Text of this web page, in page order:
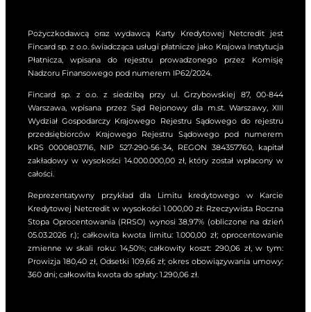
Pożyczkodawcą oraz wydawcą Karty Kredytowej Netcredit jest
Fincard sp. z o.o. świadcząca usługi płatnicze jako Krajowa Instytucja
Płatnicza, wpisana do rejestru prowadzonego przez Komisję
Nadzoru Finansowego pod numerem IP62/2024.
Fincard sp. z o.o. z siedzibą przy ul. Grzybowskiej 87, 00-844
Warszawa, wpisana przez Sąd Rejonowy dla m.st. Warszawy, XIII
Wydział Gospodarczy Krajowego Rejestru Sądowego do rejestru
przedsiębiorców Krajowego Rejestru Sądowego pod numerem
KRS 0000803716, NIP 527-290-56-34, REGON 384357760, kapitał
zakładowy w wysokości 14.000.000,00 zł, który został wpłacony w
całości.
Reprezentatywny przykład dla Limitu kredytowego w Karcie
Kredytowej Netcredit w wysokości 1.000,00 zł: Rzeczywista Roczna
Stopa Oprocentowania (RRSO) wynosi 38,97% (obliczone na dzień
05.03.2026 r.); całkowita kwota limitu: 1.000,00 zł; oprocentowanie
zmienne w skali roku: 14,50%; całkowity koszt: 290,06 zł, w tym:
Prowizja 180,40 zł, Odsetki 109,66 zł; okres obowiązywania umowy:
360 dni; całkowita kwota do spłaty: 1.290,06 zł.